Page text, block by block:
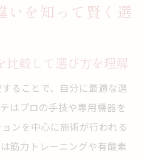
いを知って賢く選
比較して選び方を理解
ることで、自分に最適な選
はプロの手技や専用機器を
ンを中心に施術が行われる
筋力トレーニングや有酸素